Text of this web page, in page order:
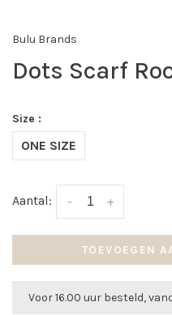
Bulu Brands
Dots Scarf
Size :
ONE SIZE
Aantal: +
-
TOEVOEGEN
Voor 16.00 uur besteld,